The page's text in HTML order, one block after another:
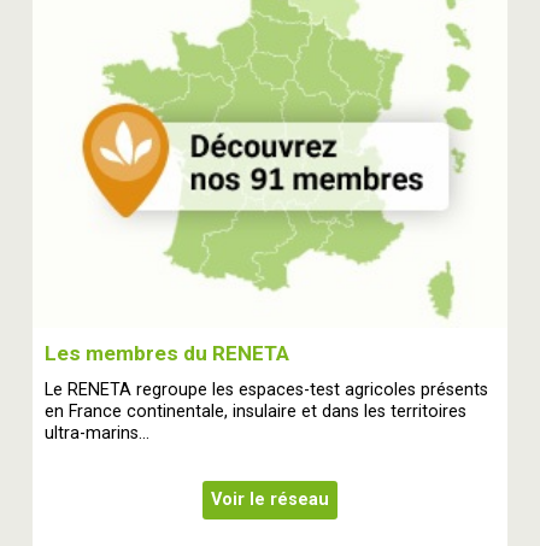
Les membres du RENETA
Le RENETA regroupe les espaces-test agricoles présents
en France continentale, insulaire et dans les territoires
ultra-marins...
Voir le réseau